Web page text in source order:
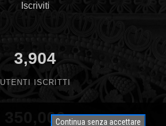
Iscriviti
3,904
UTENTI ISCRITTI
350,000Continua senza accettare